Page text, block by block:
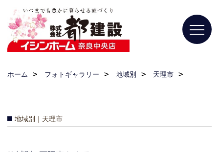
ホーム フォトギャラリー 地域別 天理市
地域別｜天理市